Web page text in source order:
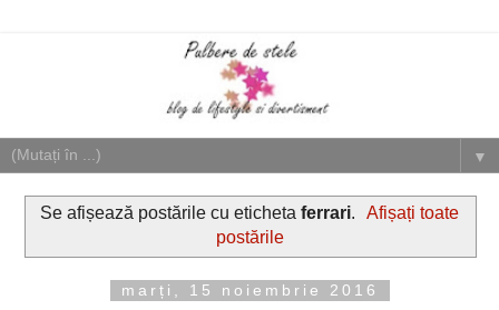
▼
Se afișează postările cu eticheta ferrari.
Afișați toate
postările
marți, 15 noiembrie 2016